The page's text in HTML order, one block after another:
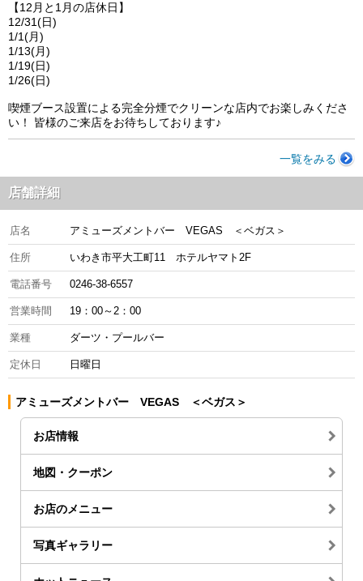
【12月と1月の店休日】
12/31(日)
1/1(月)
1/13(月)
1/19(日)
1/26(日)
喫煙ブース設置による完全分煙でクリーンな店内でお楽しみくださ
い！ 皆様のご来店をお待ちしております♪
一覧をみる
店舗詳細
店名 アミューズメントバー VEGAS ＜ベガス＞
住所 いわき市平大工町11 ホテルヤマト2F
電話番号 0246-38-6557
営業時間 19：00～2：00
業種 ダーツ・プールバー
定休日 日曜日
アミューズメントバー VEGAS ＜ベガス＞
お店情報
地図・クーポン
お店のメニュー
写真ギャラリー